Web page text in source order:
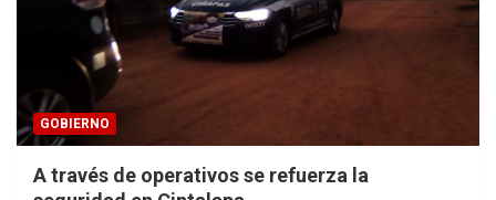
GOBIERNO
A través de operativos se refuerza la